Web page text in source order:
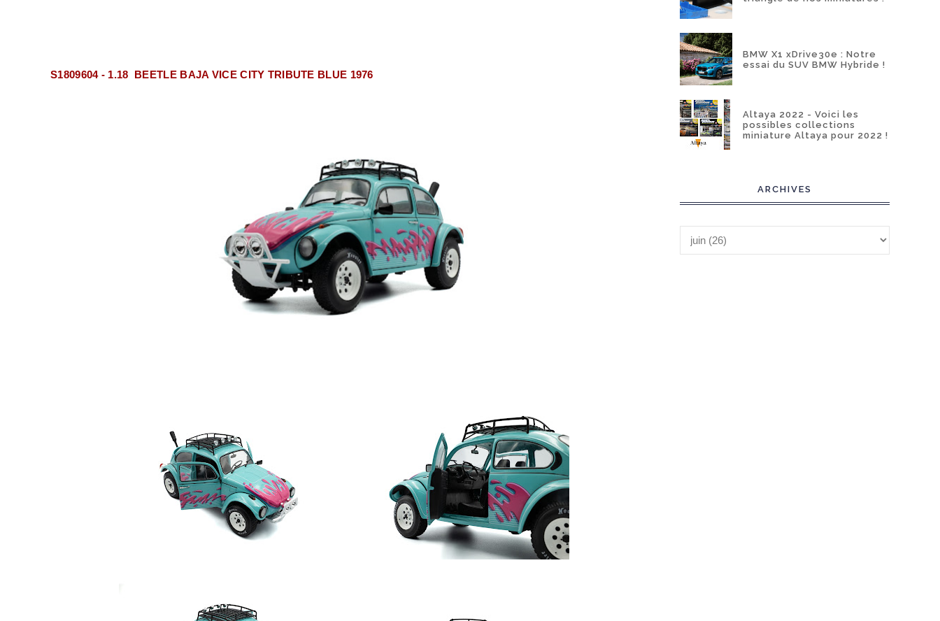
S1809604 - 1.18 BEETLE BAJA VICE CITY TRIBUTE BLUE 1976
BMW X1 xDrive30e : Notre
essai du SUV BMW Hybride !
Altaya 2022 - Voici les
possibles collections
miniature Altaya pour 2022 !
ARCHIVES